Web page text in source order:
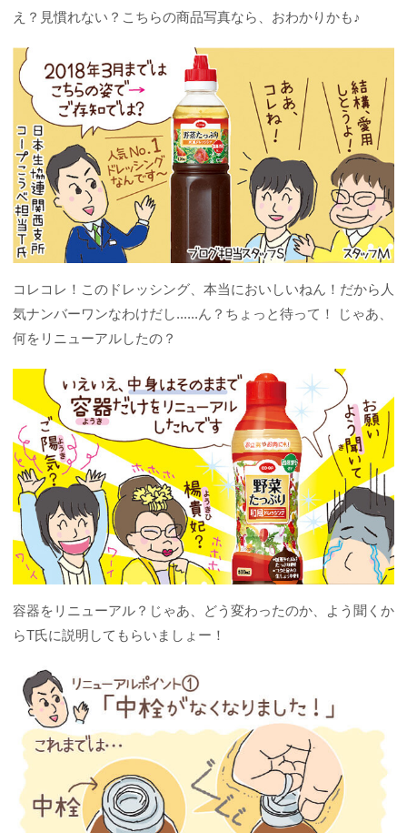
え？見慣れない？こちらの商品写真なら、おわかりかも♪
コレコレ！このドレッシング、本当においしいねん！だから人
気ナンバーワンなわけだし......ん？ちょっと待って！ じゃあ、
何をリニューアルしたの？
容器をリニューアル？じゃあ、どう変わったのか、よう聞くか
らT氏に説明してもらいましょー！